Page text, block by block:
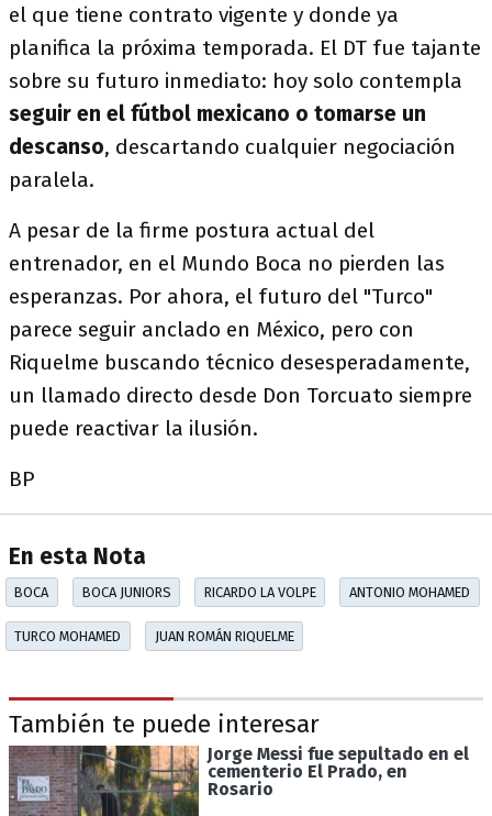
el que tiene contrato vigente y donde ya
planifica la próxima temporada. El DT fue tajante
sobre su futuro inmediato: hoy solo contempla
seguir en el fútbol mexicano o tomarse un
descanso, descartando cualquier negociación
paralela.
A pesar de la firme postura actual del
entrenador, en el Mundo Boca no pierden las
esperanzas. Por ahora, el futuro del "Turco"
parece seguir anclado en México, pero con
Riquelme buscando técnico desesperadamente,
un llamado directo desde Don Torcuato siempre
puede reactivar la ilusión.
BP
En esta Nota
BOCA BOCA JUNIORS RICARDO LA VOLPE ANTONIO MOHAMED
TURCO MOHAMED JUAN ROMÁN RIQUELME
También te puede interesar
Jorge Messi fue sepultado en el
cementerio El Prado, en
Rosario